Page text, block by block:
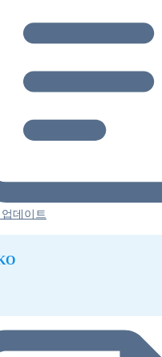
데이트